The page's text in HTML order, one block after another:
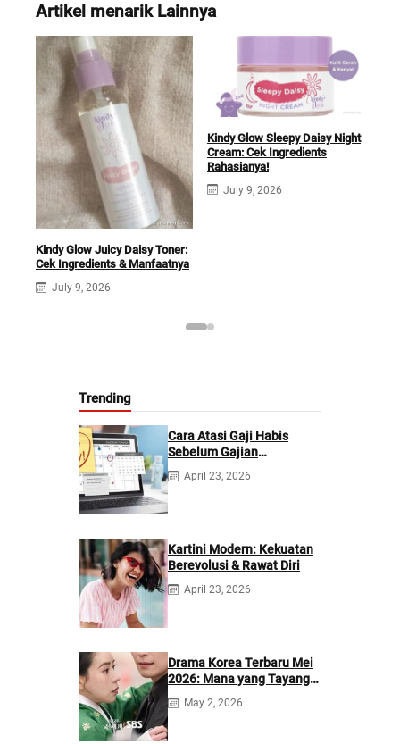
Artikel menarik Lainnya
Kindy Glow Juicy Daisy Toner:
Cek Ingredients & Manfaatnya
July 9, 2026
Kindy Glow Sleepy Daisy Night
Cream: Cek Ingredients
Rahasianya!
July 9, 2026
Trending
Cara Atasi Gaji Habis
Sebelum Gajian
Berikutnya
April 23, 2026
Kartini Modern: Kekuatan
Berevolusi & Rawat Diri
April 23, 2026
Drama Korea Terbaru Mei
2026: Mana yang Tayang
di Netflix?
May 2, 2026